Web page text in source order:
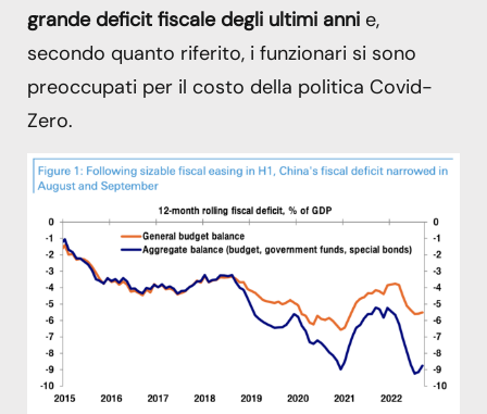
grande deficit fiscale degli ultimi anni e,
secondo quanto riferito, i funzionari si sono
preoccupati per il costo della politica Covid-
Zero.